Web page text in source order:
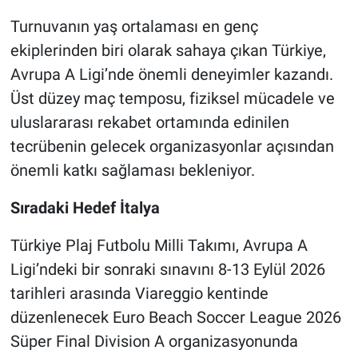
Turnuvanın yaş ortalaması en genç
ekiplerinden biri olarak sahaya çıkan Türkiye,
Avrupa A Ligi’nde önemli deneyimler kazandı.
Üst düzey maç temposu, fiziksel mücadele ve
uluslararası rekabet ortamında edinilen
tecrübenin gelecek organizasyonlar açısından
önemli katkı sağlaması bekleniyor.
Sıradaki Hedef İtalya
Türkiye Plaj Futbolu Milli Takımı, Avrupa A
Ligi’ndeki bir sonraki sınavını 8-13 Eylül 2026
tarihleri arasında Viareggio kentinde
düzenlenecek Euro Beach Soccer League 2026
Süper Final Division A organizasyonunda